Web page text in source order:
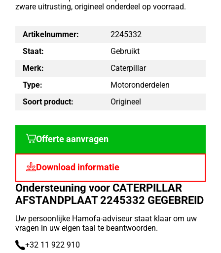
zware uitrusting, origineel onderdeel op voorraad.
Artikelnummer:
2245332
Staat:
Gebruikt
Merk:
Caterpillar
Type:
Motoronderdelen
Soort product:
Origineel
Offerte aanvragen
Download informatie
Ondersteuning voor CATERPILLAR
AFSTANDPLAAT 2245332 GEGEBREID
Uw persoonlijke Hamofa-adviseur staat klaar om uw
vragen in uw eigen taal te beantwoorden.
+32 11 922 910